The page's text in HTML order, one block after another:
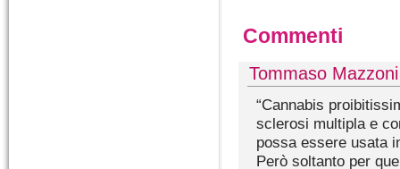
Commenti
Tommaso Mazzoni
“Cannabis
sclerosi multipla e
possa essere usata
Però soltanto per